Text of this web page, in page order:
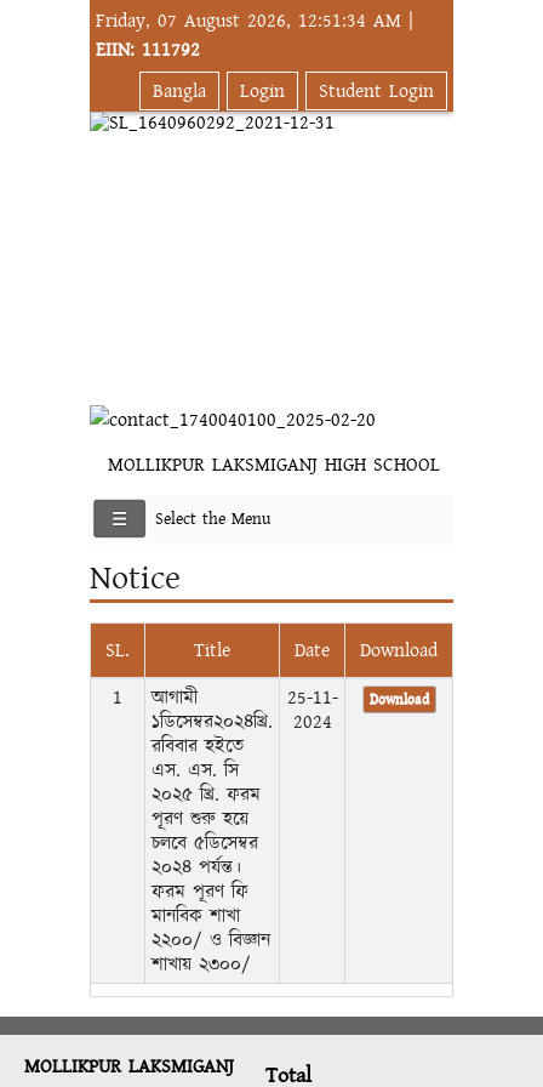
Friday, 07 August 2026, 12:51:34 AM |
EIIN: 111792
Bangla
Login Student Login
MOLLIKPUR LAKSMIGANJ HIGH SCHOOL
Select the Menu
Notice
SL. Title Date
Download
1
আগামী
১ডিসেম্বর২০২৪খ্রি.
রবিবার হইতে
এস. এস. সি
২০২৫ খ্রি. ফরম
পূরণ শুরু হয়ে
চলবে ৫ডিসেম্বর
২০২৪ পর্যন্ত।
ফরম পূরণ ফি
মানবিক শাখা
২২০০/ ও বিজ্ঞান
শাখায় ২৩০০/
25-11-
2024
Download
MOLLIKPUR LAKSMIGANJ
Total